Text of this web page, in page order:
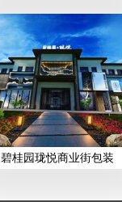
碧桂园珑悦商业街包装